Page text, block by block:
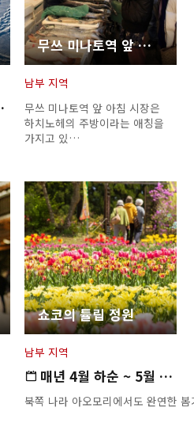
무쓰 미나토역 앞 새벽 시장
남부 지역
무쓰 미나토역 앞 아침 시장은
하치노헤의 주방이라는 애칭을
가지고 있…
쇼코의 튤립 정원
남부 지역
매년 4월 하순 ~ 5월 상순
북쪽 나라 아오모리에서도 완연한